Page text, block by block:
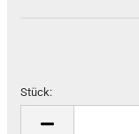
Stück:
Stück